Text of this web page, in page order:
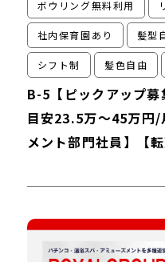
ボウリング無料利用
社内保育園あり 髪型
シフト制 髪色自由
B-5【ピックアップ
目安23.5万～45万円/
メント部門社員】【